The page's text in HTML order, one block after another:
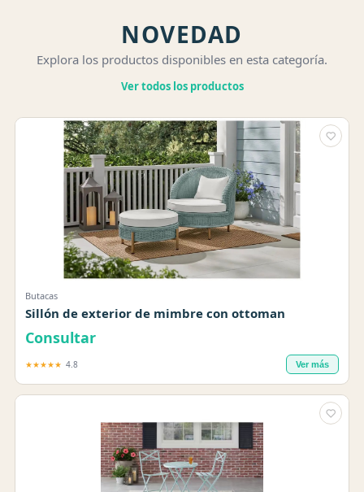
NOVEDAD
Explora los productos disponibles en esta categoría.
Ver todos los productos
Butacas
Sillón de exterior de mimbre con ottoman
Consultar
★★★★★ 4.8 Ver más